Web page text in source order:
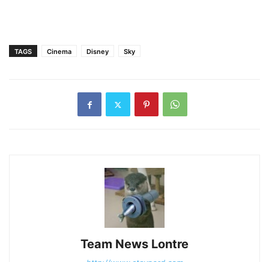
TAGS Cinema Disney Sky
Team News Lontre